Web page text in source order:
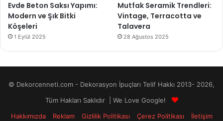
Evde Beton Saksı Yapımı:
Modern ve Şık Bitki
Köşeleri
1 Eylül 2025
Mutfak Seramik Trendleri:
Vintage, Terracotta ve
Talavera
28 Ağustos 2025
© Dekorcenneti.com - Dekorasyon İpuçları Telif Hakkı 2013- 2026,
Tüm Hakları Saklıdır | We Love Google!
Hakkımızda
Reklam Gizlilik Politikası Çerez Politikası İletişim